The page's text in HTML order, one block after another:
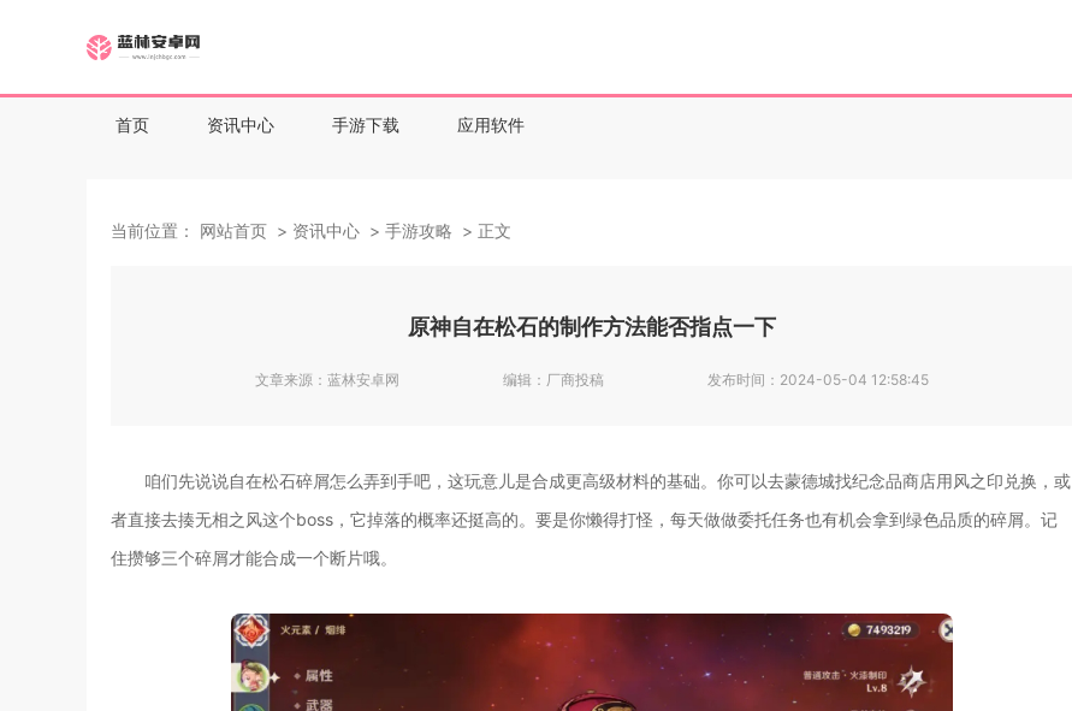
首页 资讯中心 手游下载 应用软件
当前位置： 网站首页 资讯中心 手游攻略 正文
原神自在松石的制作方法能否指点一下
文章来源： 蓝林安卓网 编辑： 厂商投稿 发布时间： 2024-05-04 12:58:45
咱们先说说自在松石碎屑怎么弄到手吧，这玩意儿是合成更高级材料的基础。你可以去蒙德城找纪念品商店用风之印兑换，或
者直接去揍无相之风这个boss，它掉落的概率还挺高的。要是你懒得打怪，每天做做委托任务也有机会拿到绿色品质的碎屑。记
住攒够三个碎屑才能合成一个断片哦。